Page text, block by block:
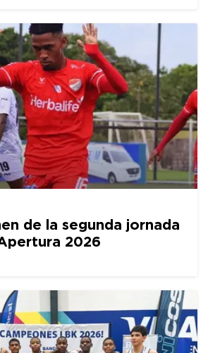
de la segunda jornada
2026